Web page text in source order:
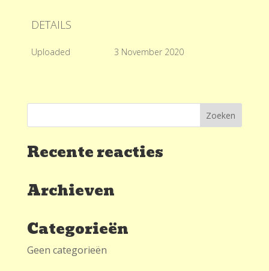
DETAILS
Uploaded 3 November 2020
Recente reacties
Archieven
Categorieën
Geen categorieën